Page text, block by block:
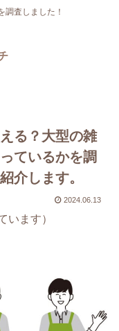
調査しました！
る？大型の雑
ているかを調
介します。
2024.06.13
います）